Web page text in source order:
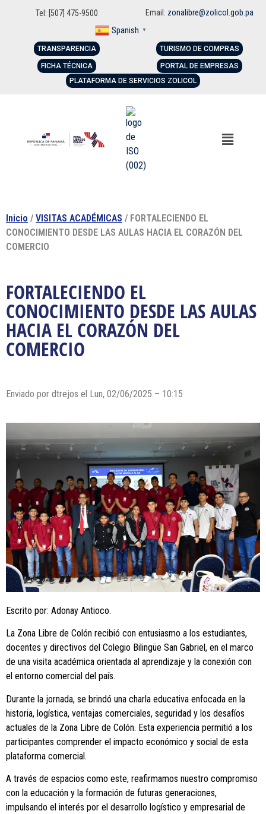
Tel: [507] 475-9500 Email: zonalibre@zolicol.gob.pa
Spanish ▼
TRANSPARENCIA
FICHA TÉCNICA
TURISMO DE COMPRAS
PORTAL DE EMPRESAS
PLATAFORMA DE SERVICIOS ZOLICOL
Inicio / VISITAS ACADÉMICAS / FORTALECIENDO EL
CONOCIMIENTO DESDE LAS AULAS HACIA EL CORAZÓN DEL
COMERCIO
FORTALECIENDO EL
CONOCIMIENTO DESDE LAS AULAS
HACIA EL CORAZÓN DEL
COMERCIO
Enviado por dtrejos el Lun, 02/06/2025 – 10:15
Escrito por: Adonay Antioco.
La Zona Libre de Colón recibió con entusiasmo a los estudiantes,
docentes y directivos del Colegio Bilingüe San Gabriel, en el marco
de una visita académica orientada al aprendizaje y la conexión con
el entorno comercial del país.
Durante la jornada, se brindó una charla educativa enfocada en la
historia, logística, ventajas comerciales, seguridad y los desafíos
actuales de la Zona Libre de Colón. Esta experiencia permitió a los
participantes comprender el impacto económico y social de esta
plataforma comercial.
A través de espacios como este, reafirmamos nuestro compromiso
con la educación y la formación de futuras generaciones,
impulsando el interés por el desarrollo logístico y empresarial de